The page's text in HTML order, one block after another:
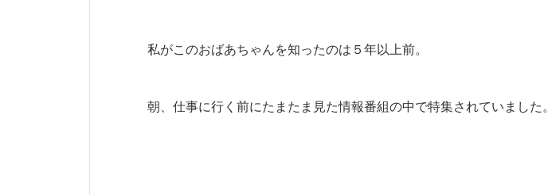
私がこのおばあちゃんを知ったのは５年以上前。
朝、仕事に行く前にたまたま見た情報番組の中で特集されていました。